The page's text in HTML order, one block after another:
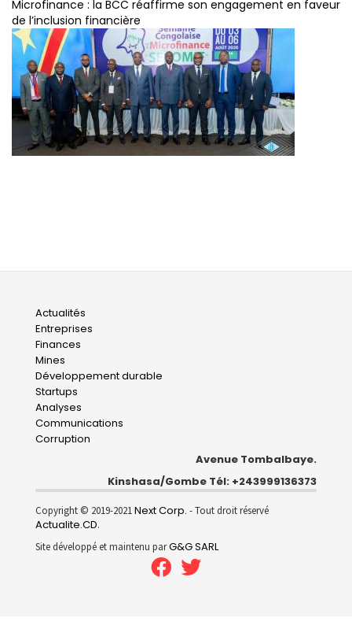
Microfinance : la BCC réaffirme son engagement en faveur
de l’inclusion financière
Main
navigation
Actualités
Entreprises
Finances
Mines
Développement durable
Startups
Analyses
Communications
Corruption
Avenue Tombalbaye.
Kinshasa/Gombe Tél: +243999136373
Copyright © 2019-2021Next Corp. - Tout droit réservé
Actualite.CD.
Site développé et maintenu parG&G SARL